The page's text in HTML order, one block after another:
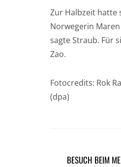
Zur Halbzeit hatte
Norwegerin
sagte Straub. Für
Zao.
Fotocredits: Rok
(dpa)
BESUCH BEIM